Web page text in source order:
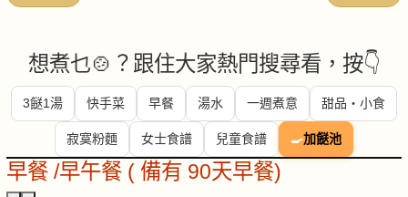
想煮乜🍲？跟住大家熱門搜尋看，按👇
3餸1湯 快手菜 早餐 湯水 一週煮意 甜品・小食
寂寞粉麵 女士食譜 兒童食譜 🍳加餸池
早餐 /早午餐 ( 備有 90天早餐)